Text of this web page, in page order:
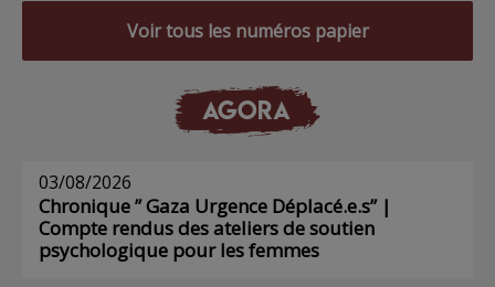
Voir tous les numéros papier
AGORA
03/08/2026
Chronique ” Gaza Urgence Déplacé.e.s” |
Compte rendus des ateliers de soutien
psychologique pour les femmes